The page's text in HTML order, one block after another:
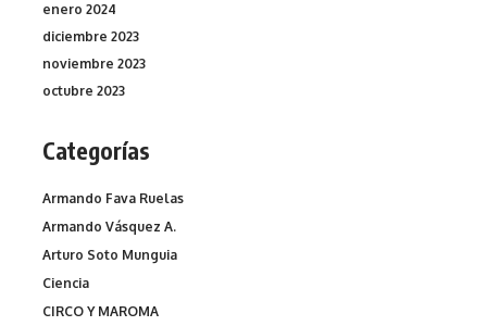
enero 2024
diciembre 2023
noviembre 2023
octubre 2023
Categorías
Armando Fava Ruelas
Armando Vásquez A.
Arturo Soto Munguia
Ciencia
CIRCO Y MAROMA